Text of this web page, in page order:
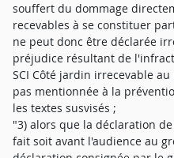
souffert du dommage
recevables à se constituer
ne peut donc être déclarée
préjudice résultant de
SCI Côté jardin irrecevable
pas mentionnée à la
les textes susvisés ;
"3) alors que la déclaration
fait soit avant l'audience au